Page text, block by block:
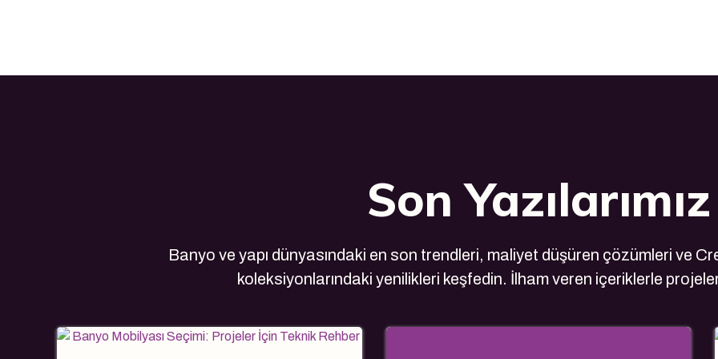
Son Yazılarımız
Banyo ve yapı dünyasındaki en son trendleri, maliyet düşüren çözümleri ve
koleksiyonlarındaki yenilikleri keşfedin. İlham veren içeriklerle